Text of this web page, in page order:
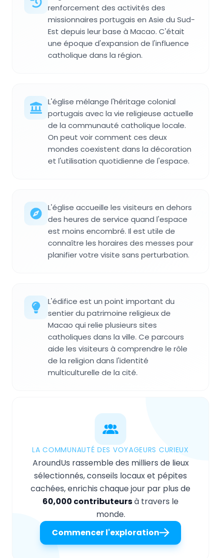
renforcement des activités des
missionnaires portugais en Asie du Sud-
Est depuis leur base à Macao. C'était
une époque d'expansion de l'influence
catholique dans la région.
L'église mélange l'héritage colonial
portugais avec la vie religieuse actuelle
de la communauté catholique locale.
On peut voir comment ces deux
mondes coexistent dans la décoration
et l'utilisation quotidienne de l'espace.
L'église accueille les visiteurs en dehors
des heures de service quand l'espace
est moins encombré. Il est utile de
connaître les horaires des messes pour
planifier votre visite sans perturbation.
L'édifice est un point important du
sentier du patrimoine religieux de
Macao qui relie plusieurs sites
catholiques dans la ville. Ce parcours
aide les visiteurs à comprendre le rôle
de la religion dans l'identité
multiculturelle de la cité.
LA COMMUNAUTÉ DES VOYAGEURS CURIEUX
AroundUs rassemble des milliers de lieux
sélectionnés, conseils locaux et pépites
cachées, enrichis chaque jour par plus de
60,000 contributeursà travers le
monde.
Commencer l'exploration